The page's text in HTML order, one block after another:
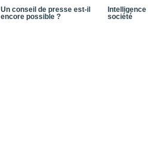
Pathologies dans les
Un conseil de presse est-il
encore possible ?
société